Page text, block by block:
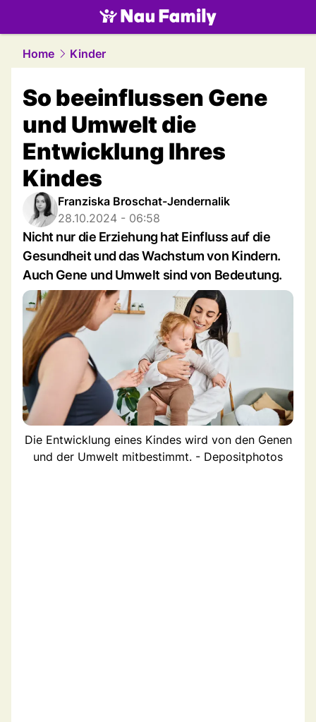
family.NAU.ch
Home Kinder
So beeinflussen Gene
und Umwelt die
Entwicklung Ihres
Kindes
Franziska Broschat-Jendernalik
28.10.2024 - 06:58
Nicht nur die Erziehung hat Einfluss auf die
Gesundheit und das Wachstum von Kindern.
Auch Gene und Umwelt sind von Bedeutung.
Die Entwicklung eines Kindes wird von den Genen
und der Umwelt mitbestimmt. - Depositphotos